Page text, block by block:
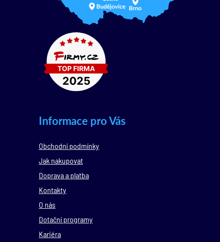
Informace pro Vás
Obchodní podmínky
Jak nakupovat
Doprava a platba
Kontakty
O nás
Dotační programy
Kariéra